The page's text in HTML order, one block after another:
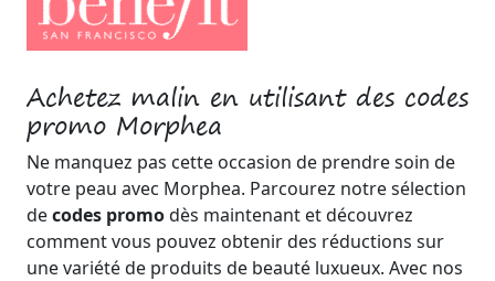
Achetez malin en utilisant des codes
promo Morphea
Ne manquez pas cette occasion de prendre soin de
votre peau avec Morphea. Parcourez notre sélection
decodes promodès maintenant et découvrez
comment vous pouvez obtenir des réductions sur
une variété de produits de beauté luxueux. Avec nos